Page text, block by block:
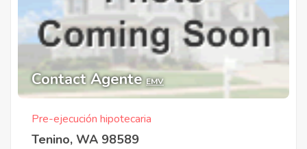
Contact Agente EMV
Pre-ejecución hipotecaria
Tenino, WA 98589